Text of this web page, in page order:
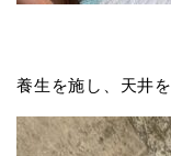
養生を施し、天井